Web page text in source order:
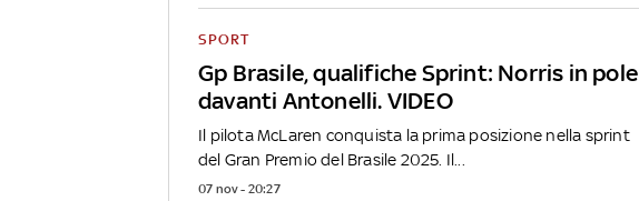
Gp Brasile, qualifiche Sprint: Norris in pole
davanti Antonelli. VIDEO
SPORT
Il pilota McLaren conquista la prima posizione nella sprint
del Gran Premio del Brasile 2025. Il...
07 nov - 20:27